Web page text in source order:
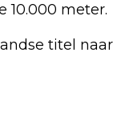
10.000 meter.
titel